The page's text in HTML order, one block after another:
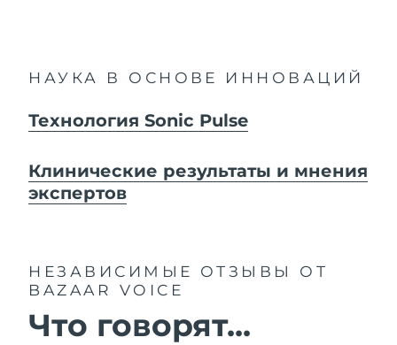
НАУКА В ОСНОВЕ ИННОВАЦИЙ
Технология Sonic Pulse
Клинические результаты и мнения
экспертов
НЕЗАВИСИМЫЕ ОТЗЫВЫ
ОТ
BAZAAR VOICE
Что говорят...